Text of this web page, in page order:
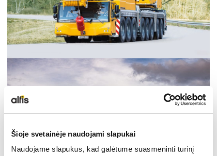
Šioje svetainėje naudojami slapukai
Naudojame slapukus, kad galėtume suasmeninti turinį
APIE MUS
KONTAKTAI